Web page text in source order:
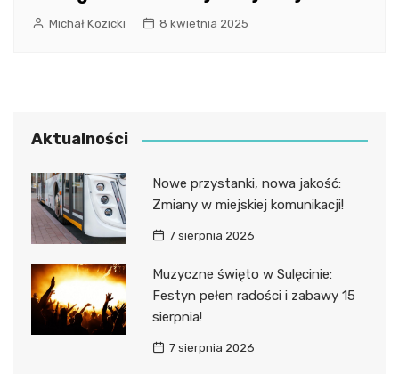
Michał Kozicki 8 kwietnia 2025
Aktualności
Nowe przystanki, nowa jakość:
Zmiany w miejskiej komunikacji!
7 sierpnia 2026
Muzyczne święto w Sulęcinie:
Festyn pełen radości i zabawy 15
sierpnia!
7 sierpnia 2026